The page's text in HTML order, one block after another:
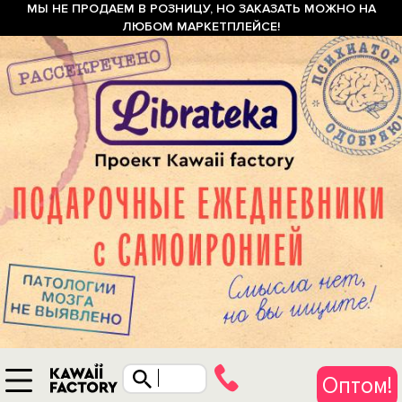
МЫ НЕ ПРОДАЕМ В РОЗНИЦУ, НО ЗАКАЗАТЬ МОЖНО НА
ЛЮБОМ МАРКЕТПЛЕЙСЕ!
Оптом!